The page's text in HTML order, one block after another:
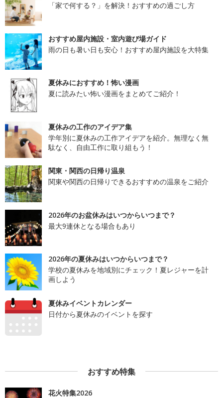
「家で何する？」を解決！おすすめの過ごし方
おすすめ屋内施設・室内遊び場ガイド
雨の日も暑い日も安心！おすすめ屋内施設を大特集
夏休みにおすすめ！怖い漫画
夏に読みたい怖い漫画をまとめてご紹介！
夏休みの工作のアイデア集
学年別に夏休みの工作アイデアを紹介。無理なく無
駄なく、自由工作に取り組もう！
関東・関西の日帰り温泉
関東や関西の日帰りできるおすすめの温泉をご紹介
2026年のお盆休みはいつからいつまで？
最大9連休となる場合もあり
2026年の夏休みはいつからいつまで？
学校の夏休みを地域別にチェック！夏レジャーを計
画しよう
夏休みイベントカレンダー
日付から夏休みのイベントを探す
おすすめ特集
花火特集2026